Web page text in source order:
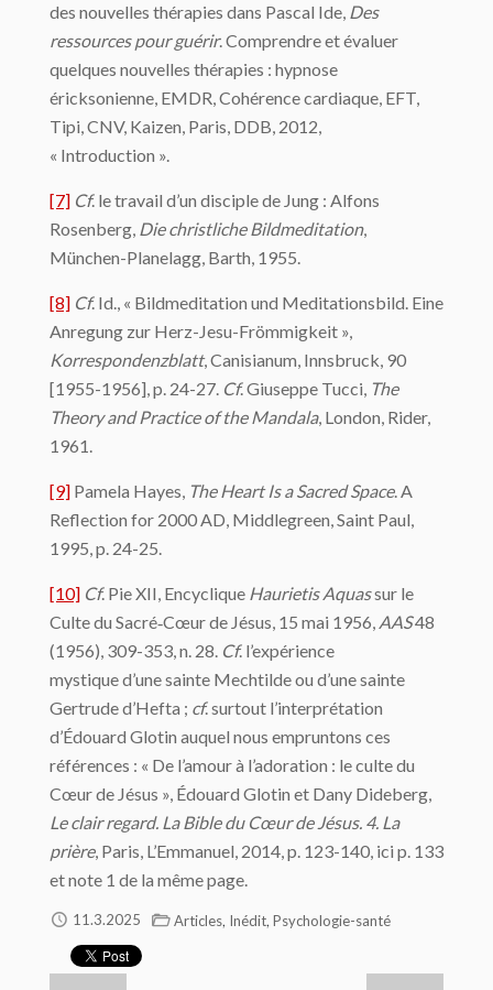
des nouvelles thérapies dans Pascal Ide, Des
ressources pour guérir.Comprendre et évaluer
quelques nouvelles thérapies : hypnose
éricksonienne, EMDR, Cohérence cardiaque, EFT,
Tipi, CNV, Kaizen, Paris, DDB, 2012,
« Introduction ».
[7] Cf. le travail d’un disciple de Jung : Alfons
Rosenberg, Die christliche Bildmeditation,
München-Planelagg, Barth, 1955.
[8] Cf. Id., « Bildmeditation und Meditationsbild. Eine
Anregung zur Herz-Jesu-Frömmigkeit »,
Korrespondenzblatt, Canisianum, Innsbruck, 90
[1955-1956], p. 24-27. Cf. Giuseppe Tucci, The
Theory and Practice of the Mandala, London, Rider,
1961.
[9] Pamela Hayes, The Heart Is a Sacred Space. A
Reflection for 2000 AD, Middlegreen, Saint Paul,
1995, p. 24-25.
[10] Cf. Pie XII, Encyclique Haurietis Aquassur le
Culte du Sacré‑Cœur de Jésus, 15 mai 1956, AAS48
(1956), 309-353, n. 28. Cf. l’expérience
mystique d’une sainte Mechtilde ou d’une sainte
Gertrude d’Hefta ; cf. surtout l’interprétation
d’Édouard Glotin auquel nous empruntons ces
références : « De l’amour à l’adoration : le culte du
Cœur de Jésus », Édouard Glotin et Dany Dideberg,
Le clair regard. La Bible du Cœur de Jésus. 4. La
prière, Paris, L’Emmanuel, 2014, p. 123-140, ici p. 133
et note 1 de la même page.
11.3.2025 Articles, Inédit, Psychologie-santé